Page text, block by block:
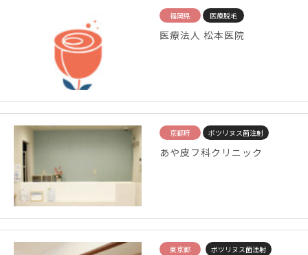
福岡県 医療脱毛
医療法人 松本医院
京都府 ボツリヌス菌注射
あや皮フ科クリニック
東京都 ボツリヌス菌注射